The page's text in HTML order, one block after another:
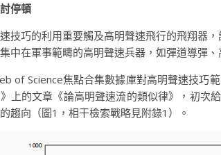
停頓
技巧的利用重要觸及高明聲速飛行的飛翔器
中在軍事範疇的高明聲速兵器，如彈道導彈
of Science焦點合集數據庫對高明聲速技巧
上的文章《論高明聲速流的類似律》，初
趨向（圖1，相干檢索戰略見附錄1）。